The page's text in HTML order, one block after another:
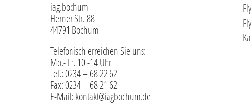
iag.bochum
Herner Str. 88
44791 Bochum
Telefonisch erreichen Sie uns:
Mo.- Fr. 10 -14 Uhr
Tel.: 0234 – 68 22 62
Fax: 0234 – 68 21 62
E-Mail: kontakt@iagbochum.de